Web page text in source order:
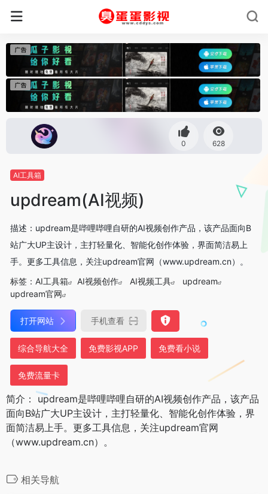
0 628
AI工具箱
updream(AI视频)
描述：updream是哔哩哔哩自研的AI视频创作产品，该产品面向B
站广大UP主设计，主打轻量化、智能化创作体验，界面简洁易上
手。更多工具信息，关注updream官网（www.updream.cn）。
标签： AI工具箱 AI视频创作 AI视频工具
updream
updream官网
打开网站 手机查看
综合导航大全 免费影视APP 免费看小说
免费流量卡
简介： updream是哔哩哔哩自研的AI视频创作产品，该产品
面向B站广大UP主设计，主打轻量化、智能化创作体验，界
面简洁易上手。更多工具信息，关注updream官网
（www.updream.cn）。
相关导航